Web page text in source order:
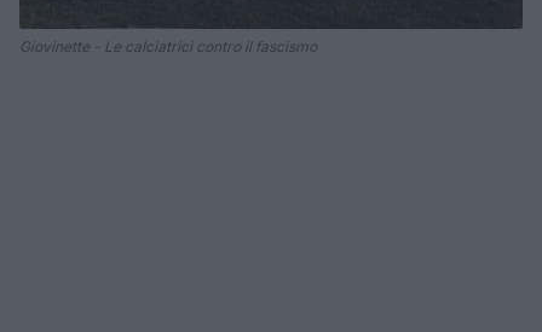
Giovinette - Le calciatrici contro il fascismo